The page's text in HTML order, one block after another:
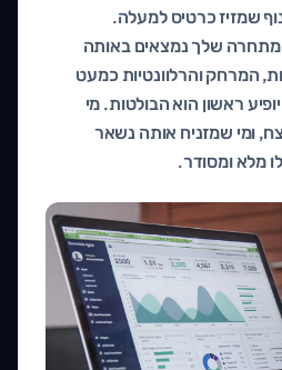
שמזיז כרטיס למעלה.
שלך נמצאים באותה
המרחק והרלוונטיות כמעט
ראשון הוא הבולטות. מי
ומי שמזניח אותה נשאר
מלא ומסודר.